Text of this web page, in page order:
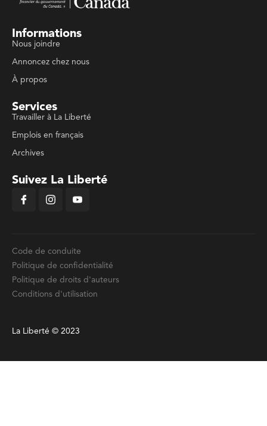
Informations
Nous joindre
Annoncez chez nous
À propos
Services
Travailler à La Liberté
Emplois en français
Archives
Suivez La Liberté
Code de conduite
Politique de confidentialité
Politique de droits d'auteurs
Conditions d'utilisation
La Liberté © 2023